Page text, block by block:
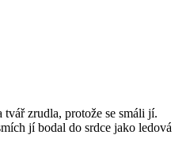
zrudla, protože se smáli jí.
jí bodal do srdce jako ledová